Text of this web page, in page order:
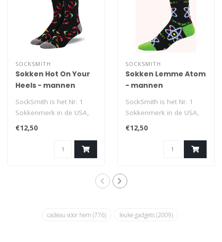
SOCKSMITH
Sokken Hot On Your
Heels - mannen
SockSmith is het Nr. 1
Sokkenmerk in de USA,
met als motto ‘No Boring
Socks’..
€12,50
SOCKSMITH
Sokken Lemme Atom
- mannen
SockSmith is het Nr. 1
Sokkenmerk in de USA,
met als motto ‘No Boring
Socks’..
€12,50
cadeau voor hem (776) leuke gadgets(2009)